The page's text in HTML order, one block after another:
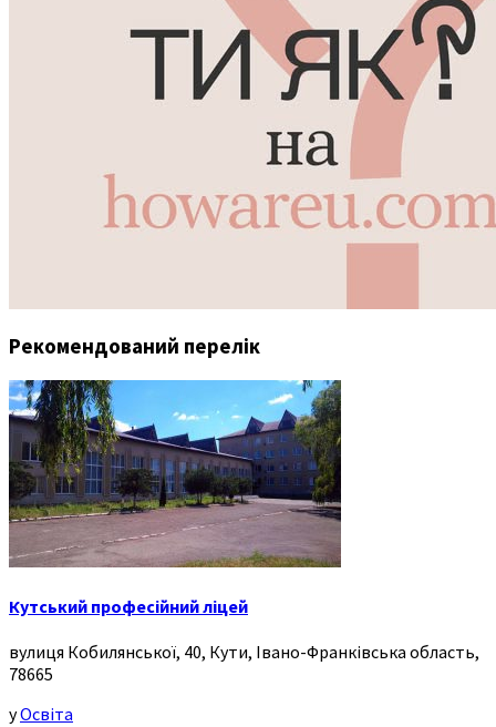
Рекомендований перелік
Кутський професійний ліцей
вулиця Кобилянської, 40, Кути, Івано-Франківська область,
78665
уОсвіта